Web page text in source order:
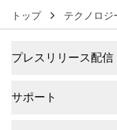
トップ テクノロジ
プレスリリース配信
サポート